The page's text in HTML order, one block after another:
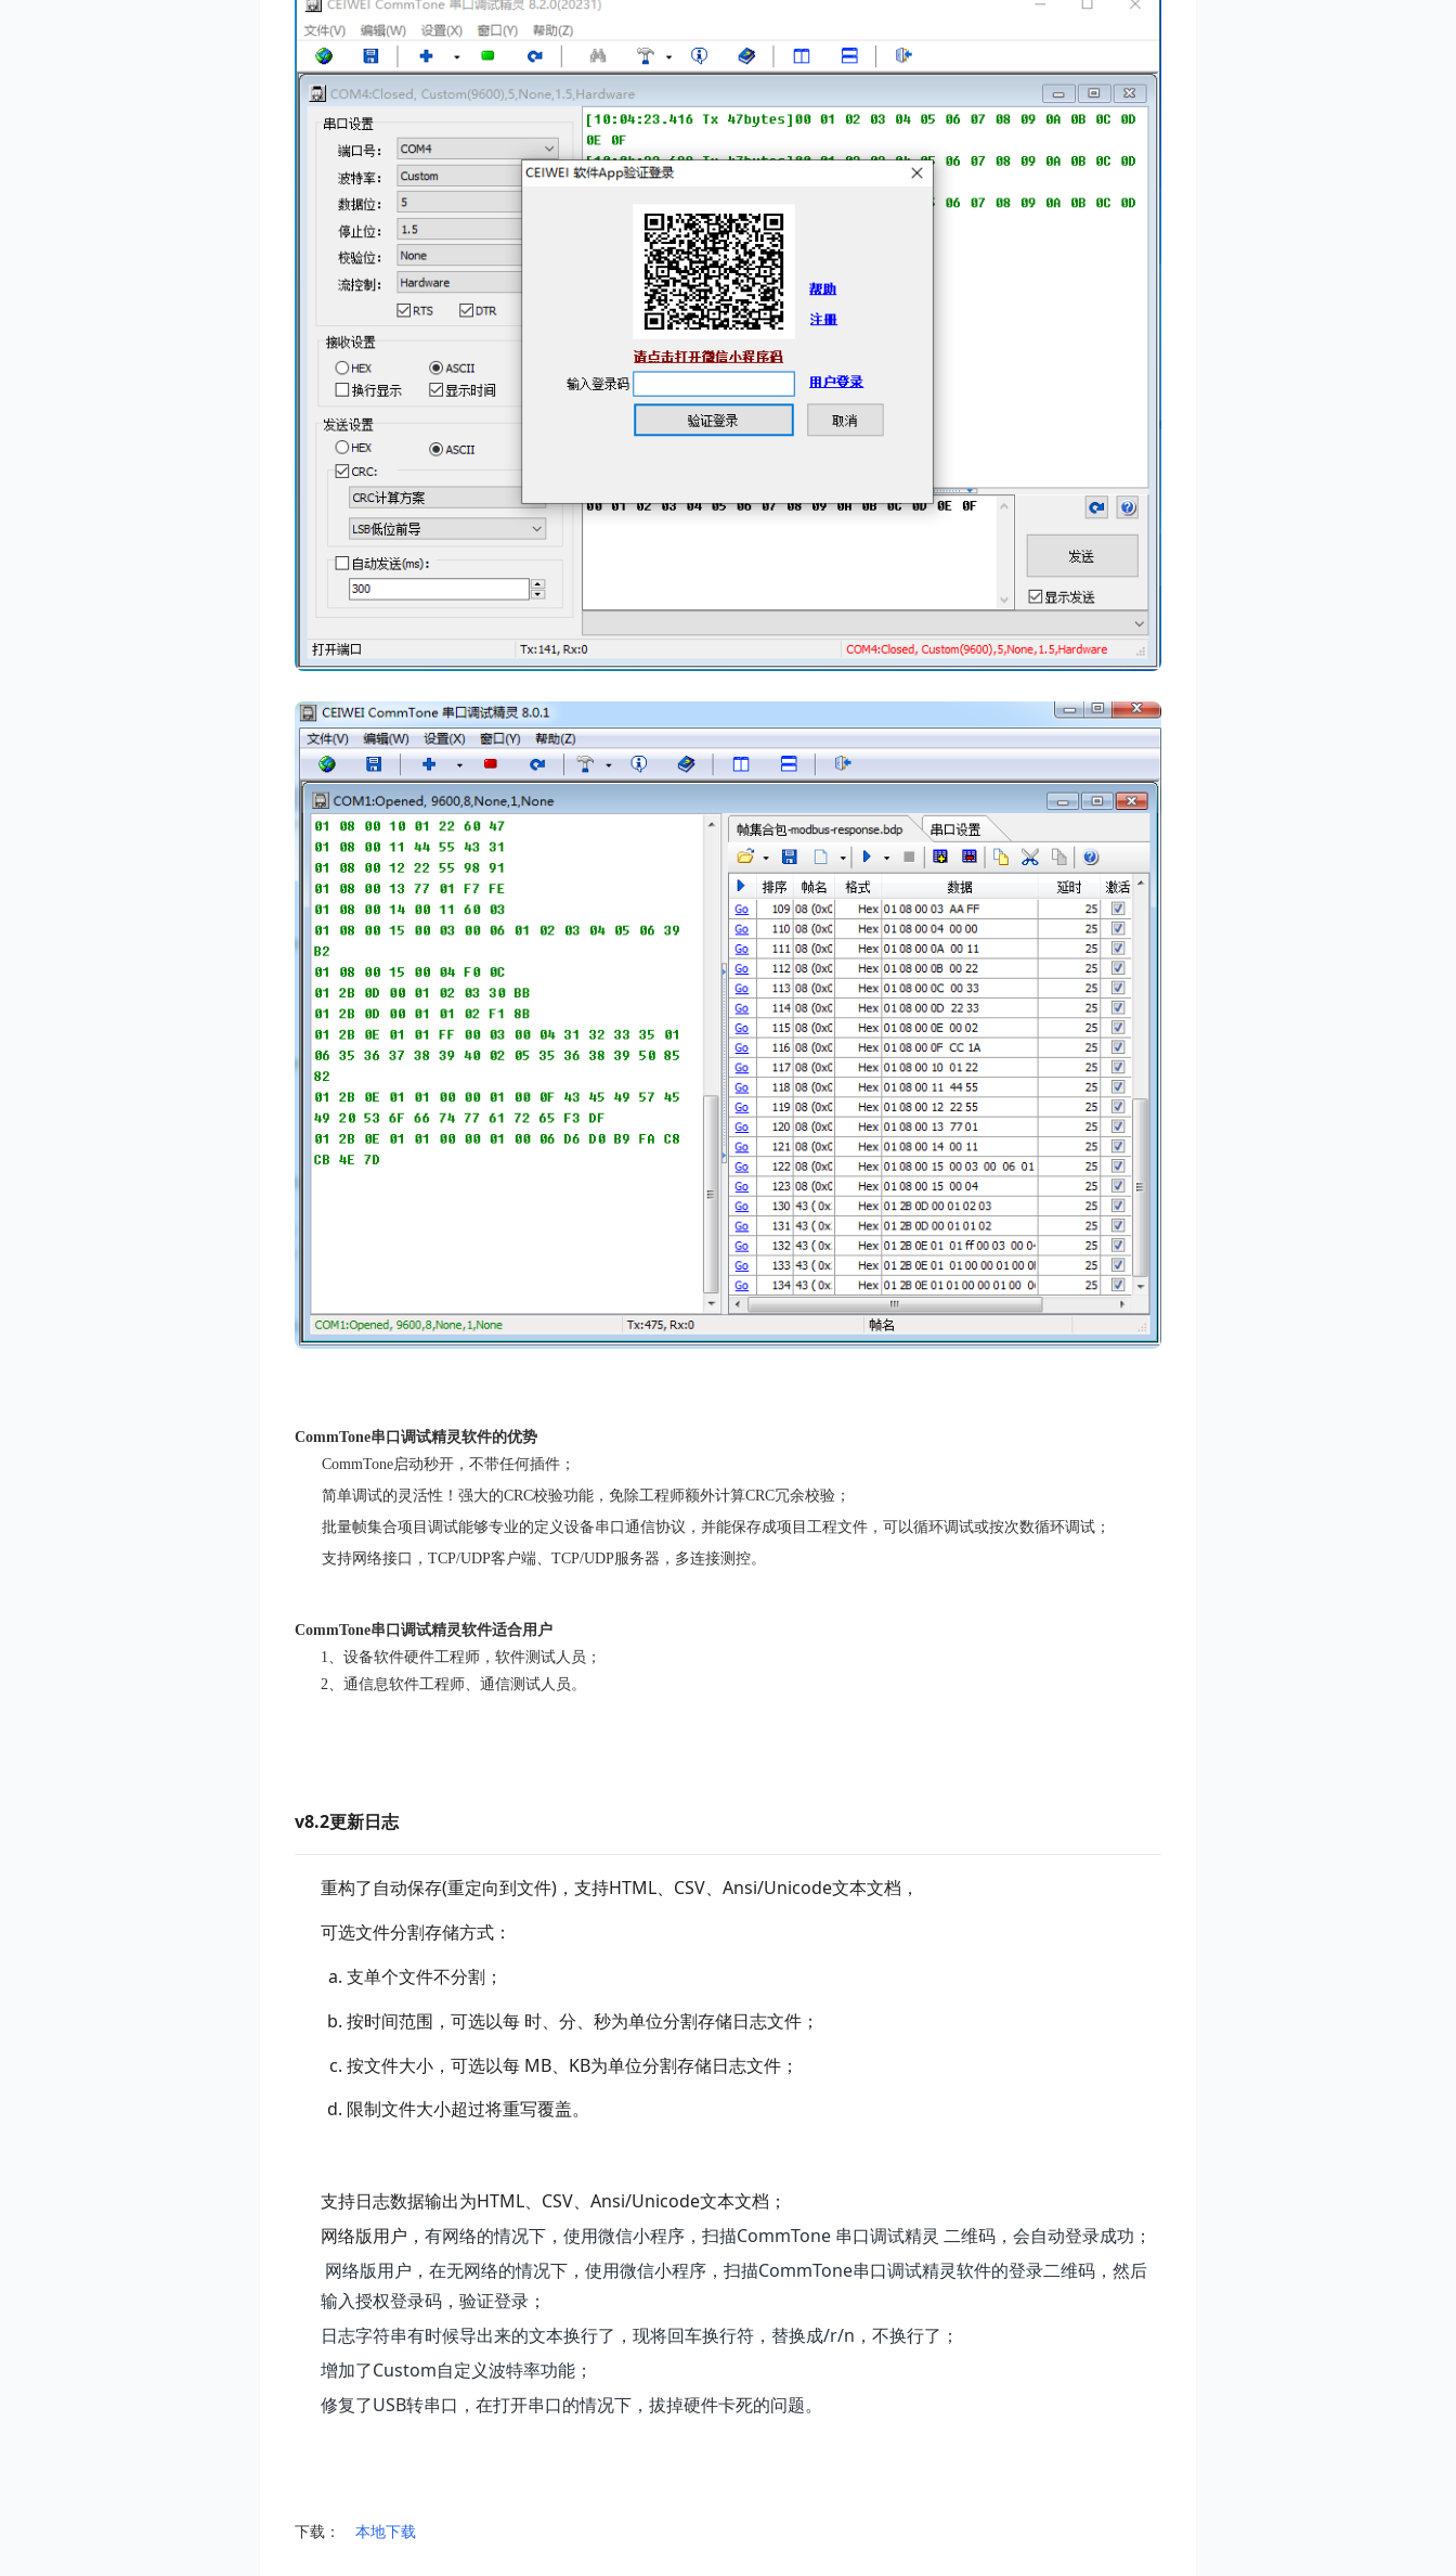
CommTone串口调试精灵软件的优势
CommTone启动秒开，不带任何插件；
简单调试的灵活性！强大的CRC校验功能，免除工程师额外计算CRC冗余校验；
批量帧集合项目调试能够专业的定义设备串口通信协议，并能保存成项目工程文件，可以循环调试或按次数循环调试；
支持网络接口，TCP/UDP客户端、TCP/UDP服务器，多连接测控。
CommTone串口调试精灵软件适合用户
1、设备软件硬件工程师，软件测试人员；
2、通信息软件工程师、通信测试人员。
v8.2更新日志
重构了自动保存(重定向到文件)，支持HTML、CSV、Ansi/Unicode文本文档，
可选文件分割存储方式：
支单个文件不分割；
按时间范围，可选以每 时、分、秒为单位分割存储日志文件；
按文件大小，可选以每 MB、KB为单位分割存储日志文件；
限制文件大小超过将重写覆盖。
支持日志数据输出为HTML、CSV、Ansi/Unicode文本文档；
网络版用户， 有网络的情况下，使用微信小程序，扫描CommTone 串口调试精灵 二维码，会自动登录成功；
网络版用户，在无网络的情况下，使用微信小程序，扫描CommTone串口调试精灵软件的登录二维码，然后
输入授权登录码，验证登录；
日志字符串有时候导出来的文本换行了，现将回车换行符，替换成/r/n，不换行了；
增加了Custom自定义波特率功能；
修复了USB转串口，在打开串口的情况下，拔掉硬件卡死的问题。
下载： 本地下载